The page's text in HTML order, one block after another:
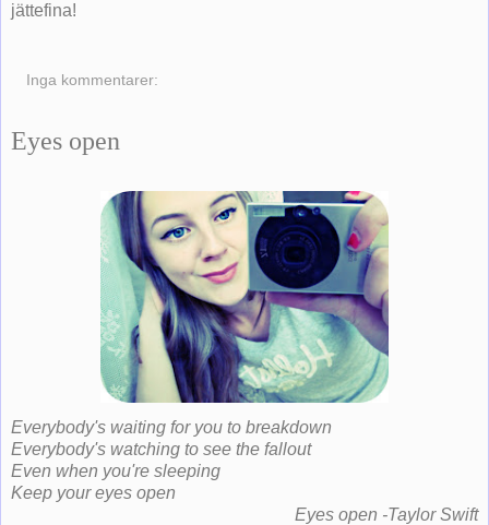
jättefina!
Inga kommentarer:
Eyes open
Everybody's waiting for you to breakdown
Everybody's watching to see the fallout
Even when you're sleeping
Keep your eyes open
Eyes open -Taylor Swift